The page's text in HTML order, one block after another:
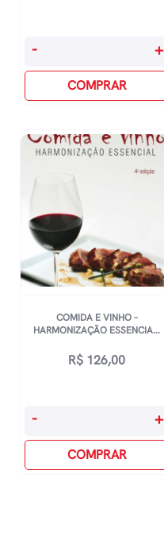
Direto
-
Caseira
Horas
quantidade
- +
COMPRAR
COMIDA E VINHO –
HARMONIZAÇÃO ESSENCIA...
R$ 126,00
Comida
-
- +
COMPRAR